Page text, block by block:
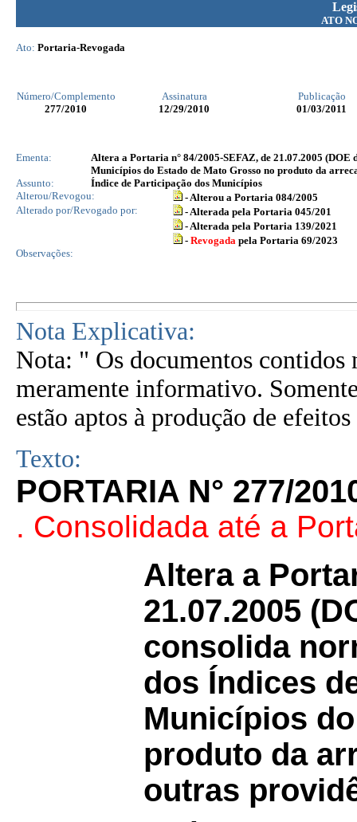
ATO
Ato: Portaria-Revogada
Número/Complemento Assinatura
Publicação
277/2010 12/29/2010 01/03/2011
Ementa:
Altera a Portaria n° 84/2005-SEFAZ, de 21.07.2005 (DOE
Municípios do Estado de Mato Grosso no produto da
Assunto:
Índice de Participação dos Municípios
Alterou/Revogou:
- Alterou a Portaria 084/2005
Alterado por/Revogado por:
- Alterada pela Portaria 045/201
- Alterada pela Portaria 139/2021
- Revogada pela Portaria 69/2023
Observações:
Nota Explicativa:
Nota: " Os documentos contidos
meramente informativo.
estão aptos à produção de
Texto:
PORTARIA N° 277/
. Consolidada até a
Altera a
21.07.2005
consolida
dos Índices
Municípios
produto da
outras